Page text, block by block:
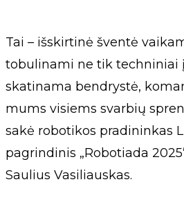
Tai – išskirtinė šventė
tobulinami ne tik techniniai
skatinama bendrystė,
mums visiems svarbių
sakė robotikos pradininkas
pagrindinis „Robotiada
Saulius Vasiliauskas.